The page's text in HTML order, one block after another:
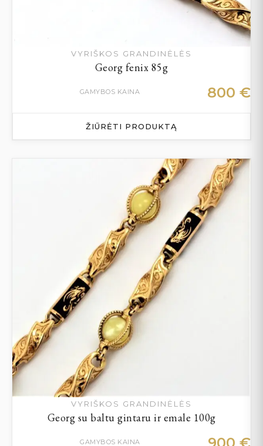
VYRIŠKOS GRANDINĖLĖS
Georg fenix 85g
GAMYBOS KAINA 800 €
ŽIŪRĖTI PRODUKTĄ
VYRIŠKOS GRANDINĖLĖS
Georg su baltu gintaru ir emale 100g
GAMYBOS KAINA